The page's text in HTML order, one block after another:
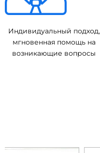
Индивидуальный подход,
мгновенная помощь на
возникающие вопросы